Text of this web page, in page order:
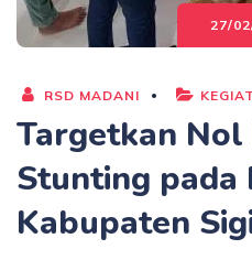
27/
RSD MADANI
Targetkan Nol
Stunting pada
Kabupaten